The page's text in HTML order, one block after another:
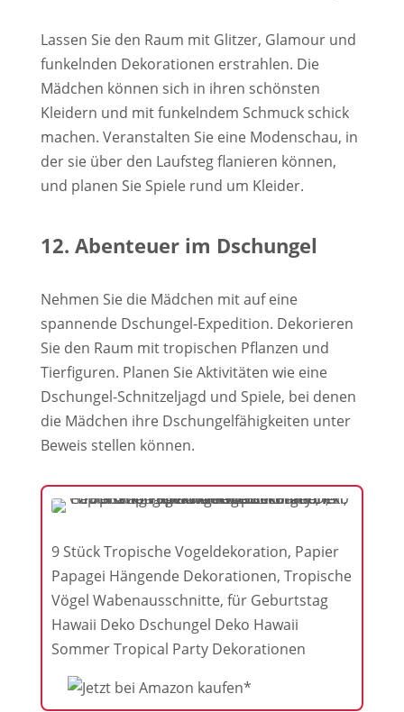
Lassen Sie den Raum mit Glitzer, Glamour und
funkelnden Dekorationen erstrahlen. Die
Mädchen können sich in ihren schönsten
Kleidern und mit funkelndem Schmuck schick
machen. Veranstalten Sie eine Modenschau, in
der sie über den Laufsteg flanieren können,
und planen Sie Spiele rund um Kleider.
12. Abenteuer im Dschungel
Nehmen Sie die Mädchen mit auf eine
spannende Dschungel-Expedition. Dekorieren
Sie den Raum mit tropischen Pflanzen und
Tierfiguren. Planen Sie Aktivitäten wie eine
Dschungel-Schnitzeljagd und Spiele, bei denen
die Mädchen ihre Dschungelfähigkeiten unter
Beweis stellen können.
9 Stück Tropische Vogeldekoration, Papier
Papagei Hängende Dekorationen, Tropische
Vögel Wabenausschnitte, für Geburtstag
Hawaii Deko Dschungel Deko Hawaii
Sommer Tropical Party Dekorationen